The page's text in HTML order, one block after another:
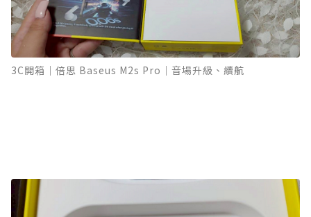
3C開箱｜倍思 Baseus M2s Pro｜音場升級、續航